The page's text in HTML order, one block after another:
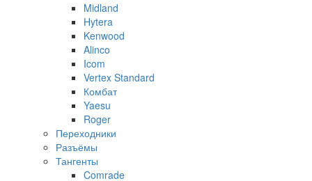
Midland
Hytera
Kenwood
Alinco
Icom
Vertex Standard
Комбат
Yaesu
Roger
Переходники
Разъёмы
Тангенты
Comrade